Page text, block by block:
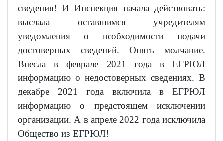
сведения! И Инспекция начала действовать:
выслала оставшимся учредителям
уведомления о необходимости подачи
достоверных сведений. Опять молчание.
Внесла в феврале 2021 года в ЕГРЮЛ
информацию о недостоверных сведениях. В
декабре 2021 года включила в ЕГРЮЛ
информацию о предстоящем исключении
организации. А в апреле 2022 года исключила
Общество из ЕГРЮЛ!